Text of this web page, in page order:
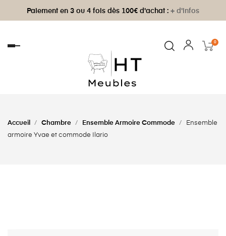
Paiement en 3 ou 4 fois dès 100€ d'achat : + d'infos
Basculer
0
Accueil Chambre Ensemble Armoire Commode
Ensemble
armoire Yvae et commode Ilario